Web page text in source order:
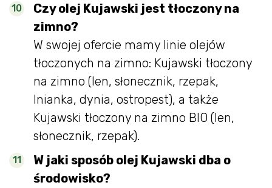
Czy olej Kujawski jest tłoczony na
zimno?
W swojej ofercie mamy linie olejów
tłoczonych na zimno: Kujawski tłoczony
na zimno (len, słonecznik, rzepak,
lnianka, dynia, ostropest), a także
Kujawski tłoczony na zimno BIO (len,
słonecznik, rzepak).
W jaki sposób olej Kujawski dba o
środowisko?